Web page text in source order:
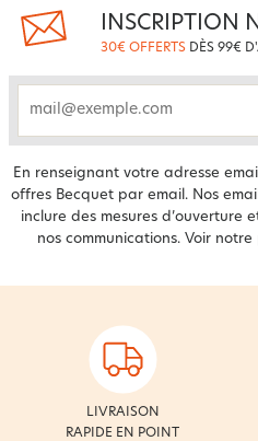
INSCRIPTION
30€ OFFERTS DÈS 99€
En renseignant votre adresse
offres Becquet par email. Nos
inclure des mesures d’ouverture
nos communications. Voir notre
LIVRAISON
RAPIDE EN POINT